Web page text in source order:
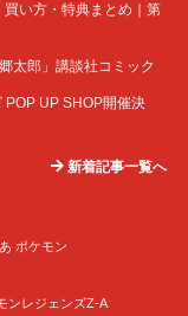
買い方・特典まとめ｜第
太郎」講談社コミック
UP SHOP開催決
新着記事一覧へ
ポケモン
ンレジェンズZ-A